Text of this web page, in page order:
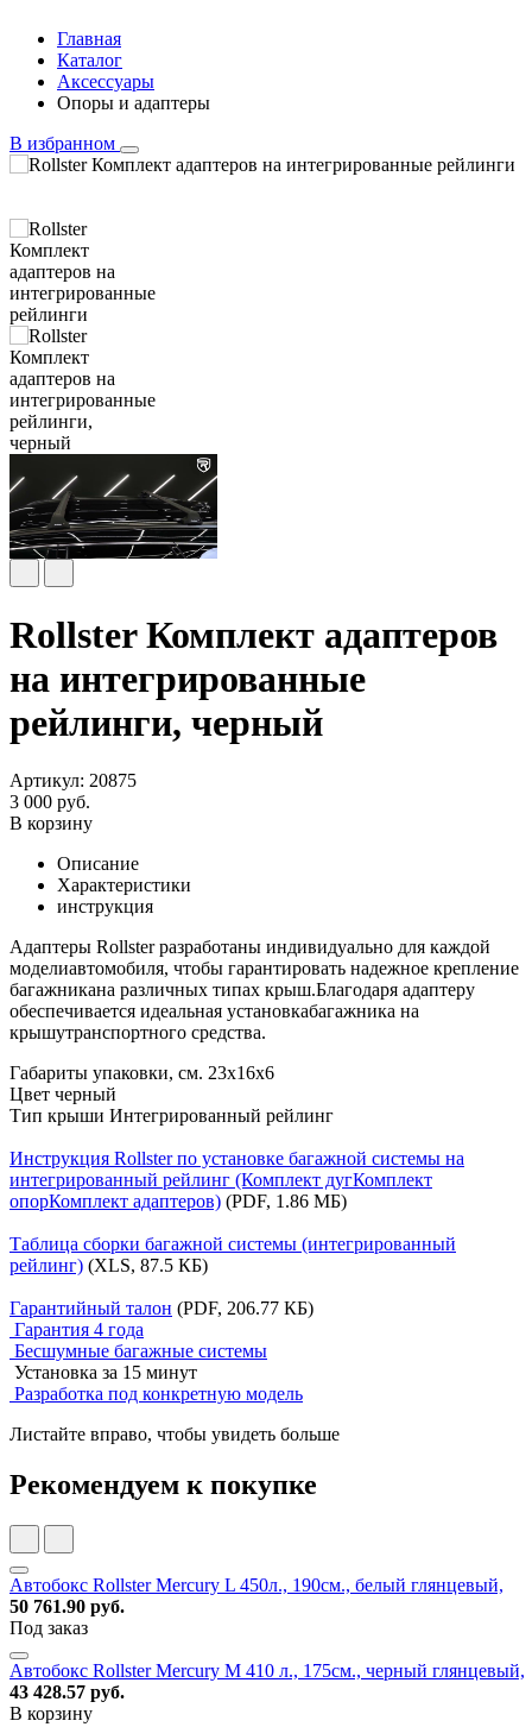
Главная
Каталог
Аксессуары
Опоры и адаптеры
В избранном
Rollster Комплект адаптеров
на интегрированные
рейлинги, черный
Артикул: 20875
3 000 руб.
В корзину
Описание
Характеристики
инструкция
Адаптеры Rollster разработаны индивидуально для каждой
моделиавтомобиля, чтобы гарантировать надежное крепление
багажникана различных типах крыш.Благодаря адаптеру
обеспечивается идеальная установкабагажника на
крышутранспортного средства.
Габариты упаковки, см. 23х16х6
Цвет черный
Тип крыши Интегрированный рейлинг
Инструкция Rollster по установке багажной системы на
интегрированный рейлинг (Комплект дугКомплект
опорКомплект адаптеров) (PDF, 1.86 МБ)
Таблица сборки багажной системы (интегрированный
рейлинг) (XLS, 87.5 КБ)
Гарантийный талон (PDF, 206.77 КБ)
Гарантия 4 года
Бесшумные багажные системы
Установка за 15 минут
Разработка под конкретную модель
Листайте вправо, чтобы увидеть больше
Рекомендуем к покупке
Автобокс Rollster Mercury L 450л., 190см., белый глянцевый,
50 761.90 руб.
Под заказ
Автобокс Rollster Mercury M 410 л., 175см., черный глянцевый,
43 428.57 руб.
В корзину